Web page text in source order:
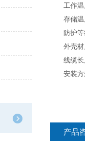
工作温
存储温
防护等
外壳材
线缆长
安装方
产品